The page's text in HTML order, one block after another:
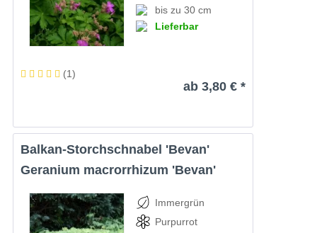
bis zu 30 cm
Lieferbar
(1)
ab 3,80 € *
Balkan-Storchschnabel 'Bevan'
Geranium macrorrhizum 'Bevan'
Immergrün
Purpurrot